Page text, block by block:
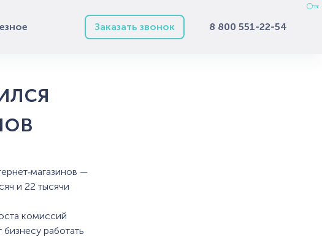
8 800 551-22-54
Заказать звонок
—
и 22 тысячи
комиссий
работать